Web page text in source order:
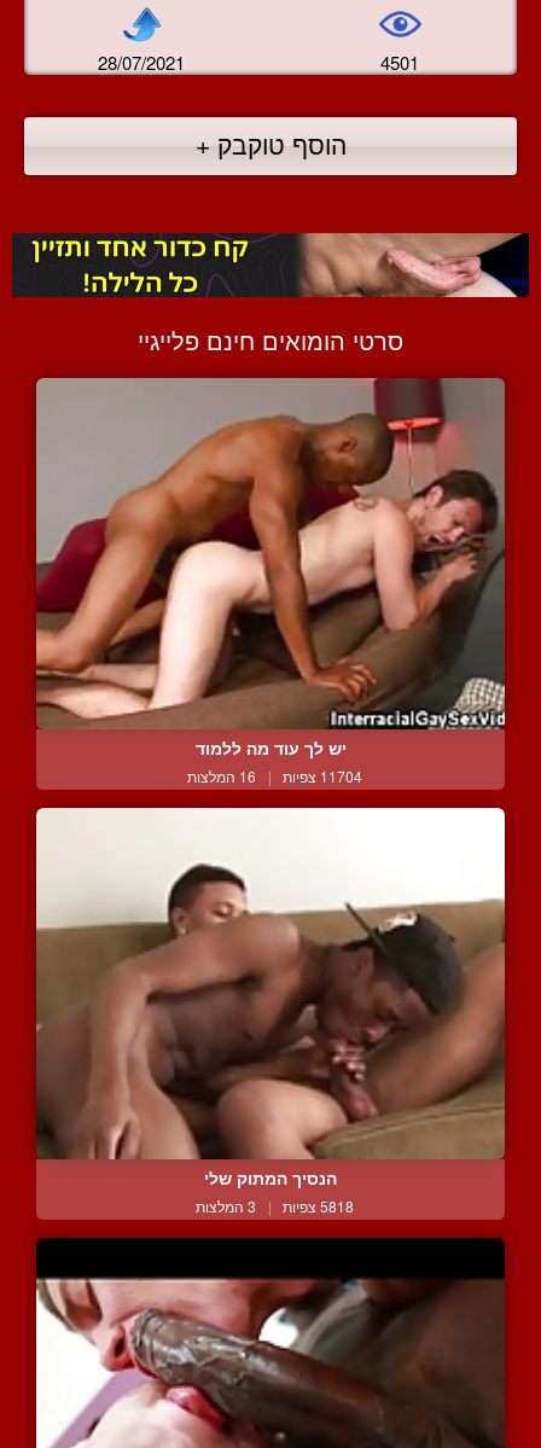
28/07/2021 4501
הוסף טוקבק +
סרטי הומואים חינם פלייגיי
יש לך עוד מה ללמוד
11704 צפיות | 16 המלצות
הנסיך המתוק שלי
5818 צפיות | 3 המלצות